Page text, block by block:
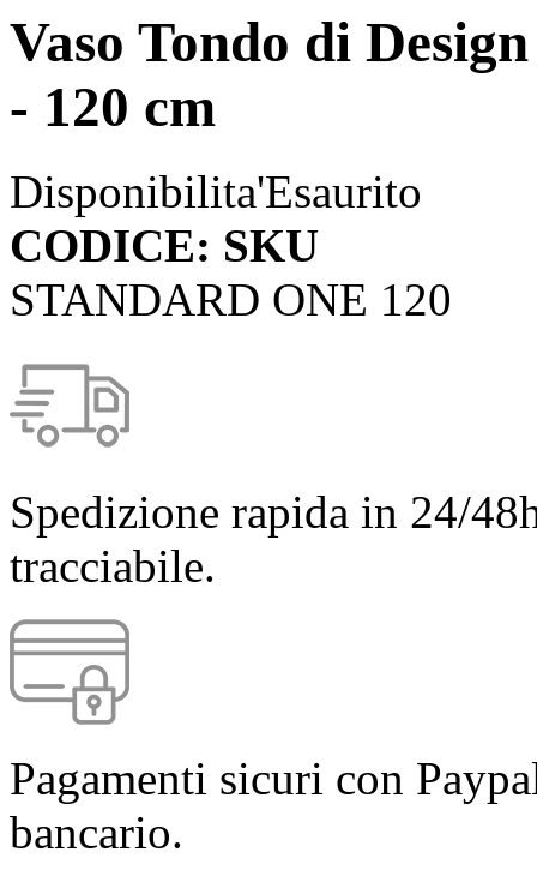
Vaso Tondo di
- 120 cm
Disponibilita'Esaurito
CODICE: SKU
STANDARD ONE 120
Spedizione rapida in 24/
tracciabile.
Pagamenti sicuri con
bancario.